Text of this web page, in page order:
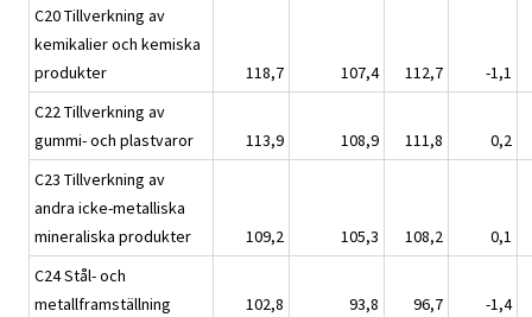
C20 Tillverkning av
kemikalier och kemiska
produkter
118,7 107,4 112,7
-1,1
C22 Tillverkning av
gummi- och plastvaror
113,9 108,9 111,8
0,2
C23 Tillverkning av
andra icke-metalliska
mineraliska produkter
109,2 105,3 108,2
0,1
C24 Stål- och
metallframställning
102,8 93,8 96,7
-1,4